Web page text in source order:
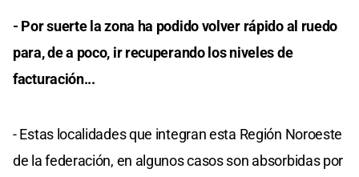
- Por suerte la zona ha podido volver rápido al ruedo
para, de a poco, ir recuperando los niveles de
facturación...
- Estas localidades que integran esta Región Noroeste
de la federación, en algunos casos son absorbidas por